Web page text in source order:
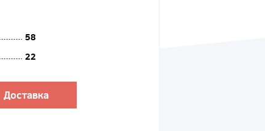
58
22
Доставка